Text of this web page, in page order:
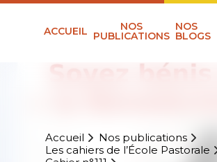
ACCUEIL NOS
PUBLICATIONS
NOS
BLOGS
Accueil
Nos publications
Les cahiers de l’École Pastorale